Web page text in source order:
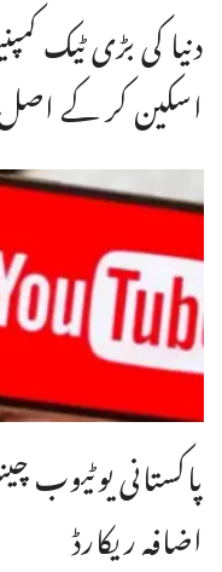
دنیا کی بڑی ٹیک
اسکین کر کے
پاکستانی یوٹیوب
اضافہ ریکارڈ